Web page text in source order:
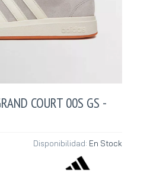
COURT 00S GS -
Disponibilidad: En Stock